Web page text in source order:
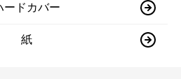
ードカバー
紙